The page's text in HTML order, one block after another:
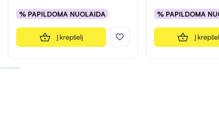
% PAPILDOMA NUOLAIDA
Į krepšelį
% PAPILDOMA
Į